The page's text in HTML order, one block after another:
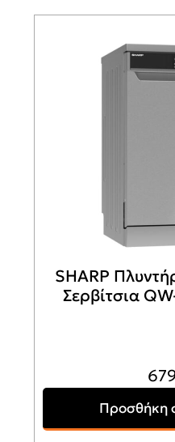
SHARP
Σερβίτσια
Προσθήκη